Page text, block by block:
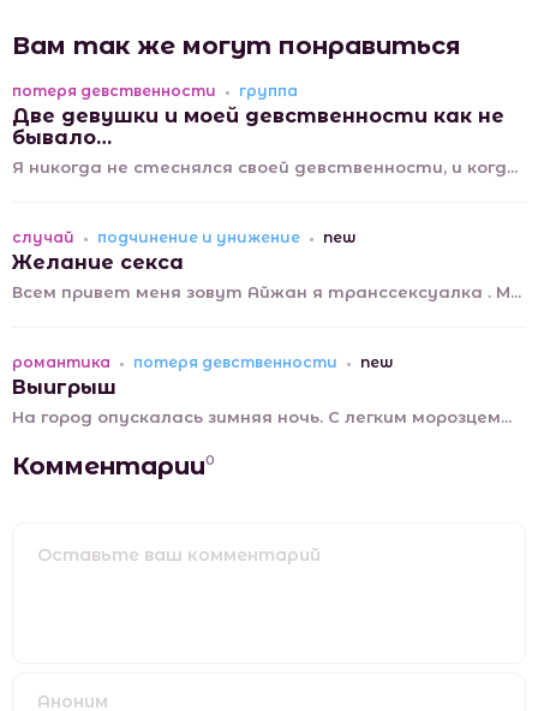
Вам так же могут понравиться
потеря девственности группа
Две девушки и моей девственности как не
бывало…
Я никогда не стеснялся своей девственности, и когд...
случай подчинение и унижение new
Желание секса
Всем привет меня зовут Айжан я транссексуалка . М...
романтика потеря девственности new
Выигрыш
На город опускалась зимняя ночь. С легким морозцем...
Комментарии0